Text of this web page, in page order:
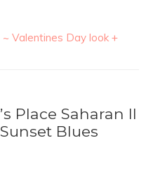
Valentines Day look +
Place Saharan ll
Blues